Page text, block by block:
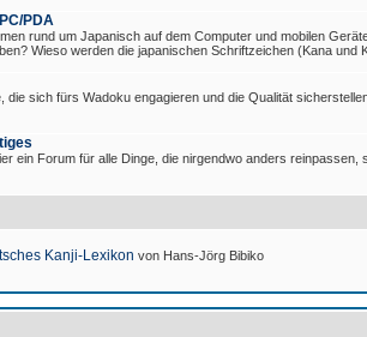
PDA
rund um Japanisch auf dem Computer und mobilen
Wieso werden die japanischen Schriftzeichen (Kana und
die sich fürs Wadoku engagieren und die Qualität
ein Forum für alle Dinge, die nirgendwo anders reinpassen,
Kanji-Lexikon von Hans-Jörg Bibiko